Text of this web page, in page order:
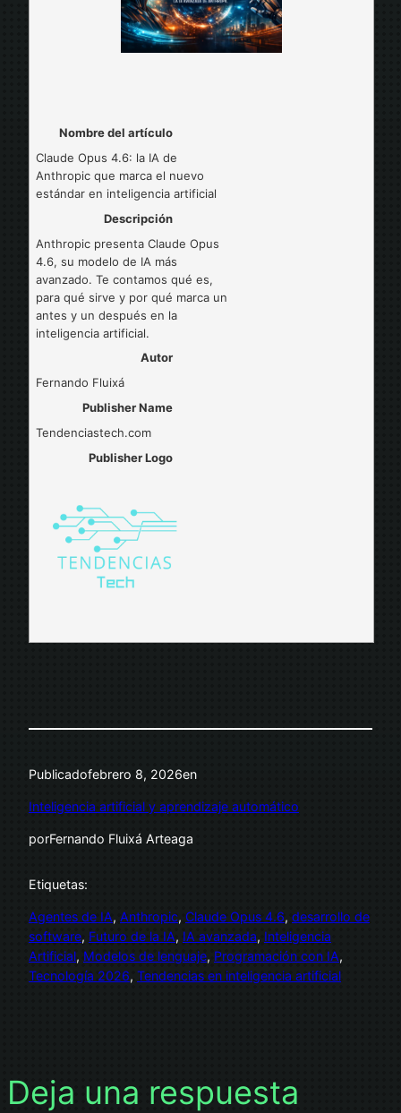
Nombre del artículo
Claude Opus 4.6: la IA de
Anthropic que marca el nuevo
estándar en inteligencia artificial
Descripción
Anthropic presenta Claude Opus
4.6, su modelo de IA más
avanzado. Te contamos qué es,
para qué sirve y por qué marca un
antes y un después en la
inteligencia artificial.
Autor
Fernando Fluixá
Publisher Name
Tendenciastech.com
Publisher Logo
Publicadofebrero 8, 2026en
Inteligencia artificial y aprendizaje automático
porFernando Fluixá Arteaga
Etiquetas:
Agentes de IA, Anthropic, Claude Opus 4.6, desarrollo de
software, Futuro de la IA, IA avanzada, Inteligencia
Artificial, Modelos de lenguaje, Programación con IA
Tecnología 2026, Tendencias en inteligencia artificial
Deja una respuesta